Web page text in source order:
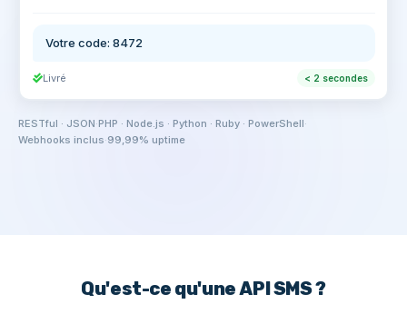
Votre code: 8472
Livré < 2 secondes
RESTful · JSON·PHP · Node.js · Python · Ruby · PowerShell·
Webhooks inclus·99,99% uptime
Qu'est-ce qu'une API SMS ?